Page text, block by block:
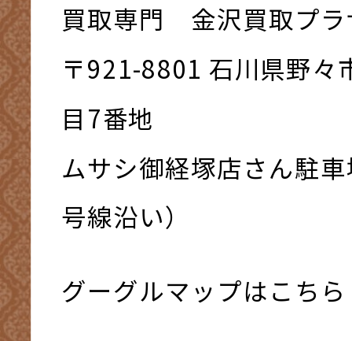
買取専門 金沢買取プラ
〒921-8801 ⽯川県野々
⽬7番地
ムサシ御経塚店さん駐
号線沿い）
グーグルマップはこちら